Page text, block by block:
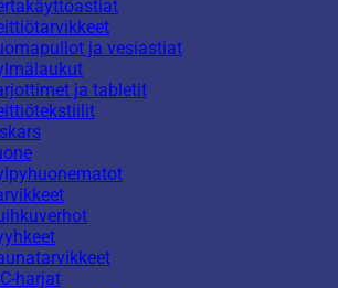
ja vesiastiat
ja tabletit
harjat